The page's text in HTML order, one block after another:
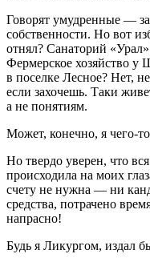
Говорят умудренные — за
собственности. Но вот
отнял? Санаторий
Фермерское хозяйство
в поселке Лесное? Нет,
если захочешь. Таки
а не понятиям.
Может, конечно, я чего-
Но твердо уверен, что
происходила на моих
счету не нужна — ни
средства, потрачено
напрасно!
Будь я Ликургом, издал